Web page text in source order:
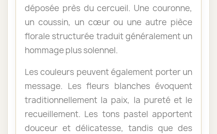
déposée près du cercueil. Une couronne,
un coussin, un cœur ou une autre pièce
florale structurée traduit généralement un
hommage plus solennel.
Les couleurs peuvent également porter un
message. Les fleurs blanches évoquent
traditionnellement la paix, la pureté et le
recueillement. Les tons pastel apportent
douceur et délicatesse, tandis que des